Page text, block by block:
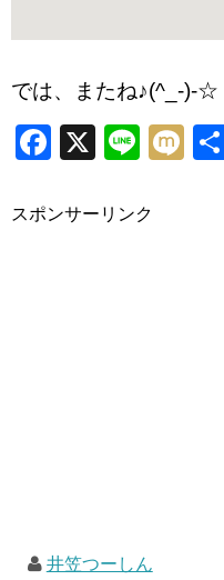
では、またね♪(^_-)-☆
Facebook
X Line
スポンサーリンク
井笠つーしん